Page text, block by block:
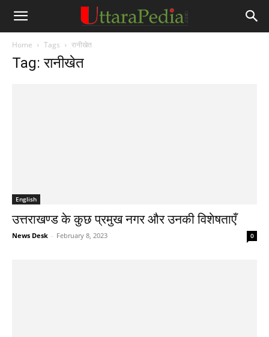
Home Tags रानीखेत
Tag: रानीखेत
English
उत्तराखण्ड के कुछ प्रमुख नगर और उनकी विशेषताएँ
News Desk - February 8, 2023 0